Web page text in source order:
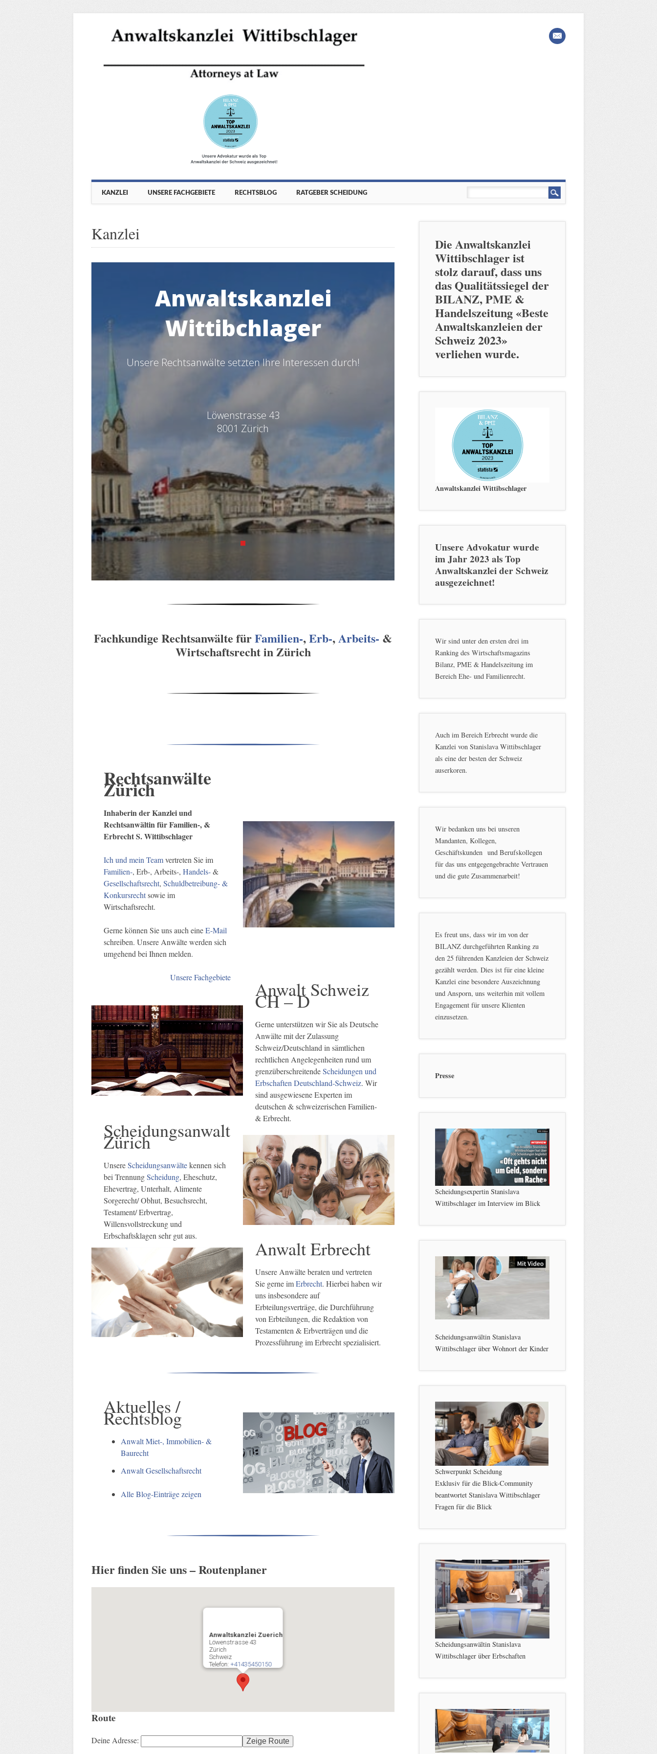
Main menu
KANZLEI UNSERE FACHGEBIETE RECHTSBLOG RATGEBER SCHEIDUNG
Kanzlei
Anwaltskanzlei
Wittibchlager
Unsere Rechtsanwälte setzten Ihre Interessen durch!
Löwenstrasse 43
8001 Zürich
Fachkundige Rechtsanwälte fürFamilien-,Erb-,Arbeits- &
Wirtschaftsrecht in Zürich
Rechtsanwälte
Zürich
Inhaberin der Kanzlei und
Rechtsanwältin für Familien-, &
Erbrecht S. Wittibschlager
Ich und mein Teamvertreten Sie im
Familien-, Erb-, Arbeits-, Handels-&
Gesellschaftsrecht, Schuldbetreibung- &
Konkursrechtsowie im
Wirtschaftsrecht.
Gerne können Sie uns auch eineE-Mail
schreiben. Unsere Anwälte werden sich
umgehend bei Ihnen melden.
Unsere Fachgebiete
Anwalt Schweiz
CH – D
Gerne unterstützen wir Sie als Deutsche
Anwälte mit der Zulassung
Schweiz/Deutschland in sämtlichen
rechtlichen Angelegenheiten rund um
grenzüberschreitendeScheidungen und
Erbschaften Deutschland-Schweiz. Wir
sind ausgewiesene Experten im
deutschen & schweizerischen Familien-
& Erbrecht.
Scheidungsanwalt
Zürich
UnsereScheidungsanwältekennen sich
bei TrennungScheidung, Eheschutz,
Ehevertrag, Unterhalt, Alimente
Sorgerecht/ Obhut, Besuchsrecht,
Testament/ Erbvertrag,
Willensvollstreckung und
Erbschaftsklagen sehr gut aus.
Anwalt Erbrecht
Unsere Anwälte beraten und vertreten
Sie gerne imErbrecht. Hierbei haben wir
uns insbesondere auf
Erbteilungsverträge, die Durchführung
von Erbteilungen, die Redaktion von
Testamenten & Erbverträgen und die
Prozessführung im Erbrecht spezialisiert.
Aktuelles /
Rechtsblog
Anwalt Miet-, Immobilien- &
Baurecht
Anwalt Gesellschaftsrecht
Alle Blog-Einträge zeigen
Hier finden Sie uns – Routenplaner
Anwaltskanzlei Zuerich
Löwenstrasse 43
Zürich
Schweiz
Telefon:+41435450150
Route
Deine Adresse:
Die Anwaltskanzlei
Wittibschlager ist
stolz darauf, dass uns
das Qualitätssiegel der
BILANZ, PME &
Handelszeitung «Beste
Anwaltskanzleien der
Schweiz 2023»
verliehen wurde.
Anwaltskanzlei Wittibschlager
Unsere Advokatur wurde
im Jahr 2023 als Top
Anwaltskanzlei der Schweiz
ausgezeichnet!
Wir sind unter den ersten drei im
Ranking des Wirtschaftsmagazins
Bilanz, PME & Handelszeitung im
Bereich Ehe- und Familienrecht.
Auch im Bereich Erbrecht wurde die
Kanzlei von Stanislava Wittibschlager
als eine der besten der Schweiz
auserkoren.
Wir bedanken uns bei unseren
Mandanten, Kollegen,
Geschäftskunden und Berufskollegen
für das uns entgegengebrachte Vertrauen
und die gute Zusammenarbeit!
Es freut uns, dass wir im von der
BILANZ durchgeführten Ranking zu
den 25 führenden Kanzleien der Schweiz
gezählt werden. Dies ist für eine kleine
Kanzlei eine besondere Auszeichnung
und Ansporn, uns weiterhin mit vollem
Engagement für unsere Klienten
einzusetzen.
Presse
Scheidungsexpertin Stanislava
Wittibschlager im Interview im Blick
Scheidungsanwältin Stanislava
Wittibschlager über Wohnort der Kinder
Schwerpunkt Scheidung
Exklusiv für die Blick-Community
beantwortet Stanislava Wittibschlager
Fragen für die Blick
Scheidungsanwältin Stanislava
Wittibschlager über Erbschaften